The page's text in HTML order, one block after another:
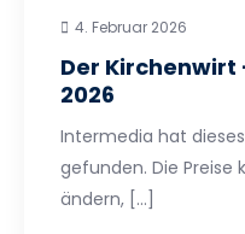
4. Februar 2026
Der Kirchenwirt
2026
Intermedia hat
gefunden. Die Preise
ändern, […]